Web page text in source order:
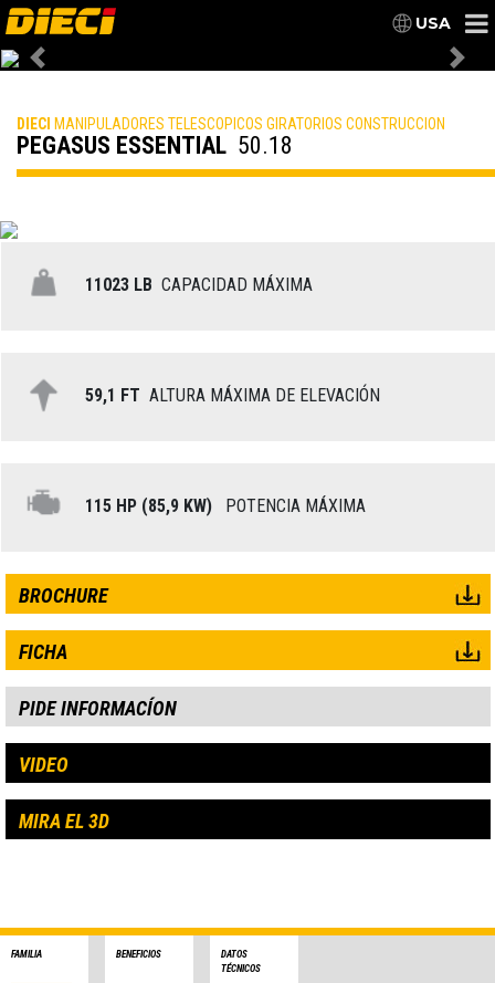
USA
Previous
DIECI MANIPULADORES TELESCOPICOS GIRATORIOS CONSTRUCCION
PEGASUS ESSENTIAL 50.18
11023 LB CAPACIDAD MÁXIMA
59,1 FT ALTURA MÁXIMA DE ELEVACIÓN
115 HP (85,9 KW) POTENCIA MÁXIMA
BROCHURE
FICHA
PIDE INFORMACÍON
VIDEO
MIRA EL 3D
FAMILIA BENEFICIOS
DATOS
TÉCNICOS